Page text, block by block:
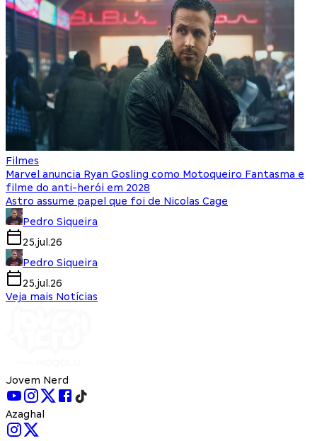
Filmes
Marvel anuncia Ryan Gosling como Motoqueiro Fantasma e
filme do anti-herói em 2028
Astro assume papel que foi de Nicolas Cage
Pedro Siqueira
25.jul.26
Pedro Siqueira
25.jul.26
Veja mais Notícias
Jovem Nerd
Azaghal